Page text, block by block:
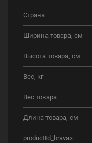
Страна
Ширина товара, см
Высота товара, см
Вес, кг
Вес товара
Длина товара, см
productId_bravax